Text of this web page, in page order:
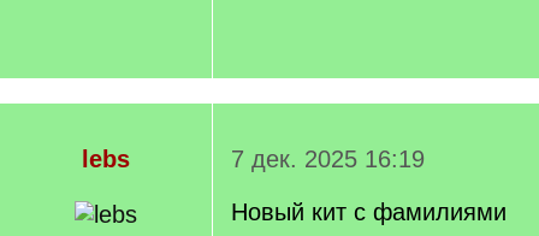
lebs
7 дек. 2025 16:19
Новый кит с фамилиями